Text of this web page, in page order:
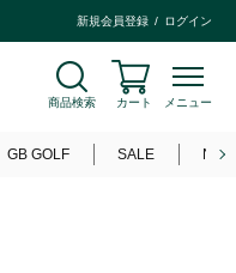
新規会員登録 ログイン
商品検索 カート メニュー
GB GOLF SALE